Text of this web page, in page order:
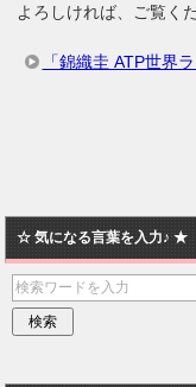
よろしければ、ご覧く
「錦織圭 ATP世界
☆ 気になる言葉を入力♪ ★